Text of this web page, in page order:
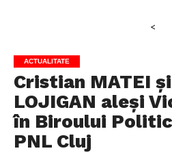
<
ACTUALITATE
Cristian MATEI
LOJIGAN aleși
în Biroului
PNL Cluj